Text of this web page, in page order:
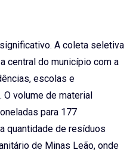
A coleta seletiva
central do município com a
escolas e
volume de material
para 177
quantidade de resíduos
de Minas Leão, onde